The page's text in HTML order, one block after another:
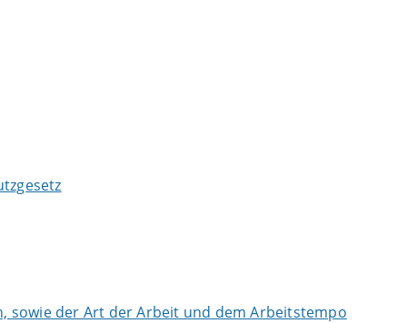
sowie der Art der Arbeit und dem Arbeitstempo